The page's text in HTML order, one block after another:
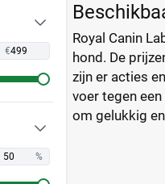
(21)
(72)
(21)
€
%
Royal Canin
hond. De
zijn er acties
voer tegen
om gelukkig